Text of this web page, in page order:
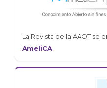
La Revista de la AAOT se
AmeliCA